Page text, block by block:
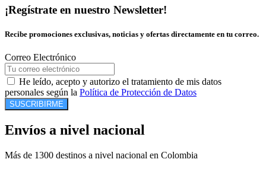
¡Regístrate en nuestro Newsletter!
Recibe promociones exclusivas, noticias y ofertas directamente en tu correo.
Correo Electrónico
He leído, acepto y autorizo el tratamiento de mis datos
personales según la Política de Protección de Datos
SUSCRIBIRME
Envíos a nivel nacional
Más de 1300 destinos a nivel nacional en Colombia